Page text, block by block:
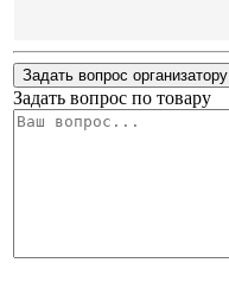
Задать вопрос организатору
Задать вопрос по товару